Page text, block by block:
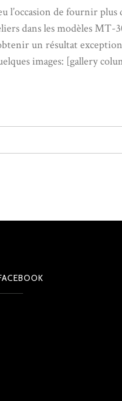
l’occasion de fournir
dans les modèles
un résultat
images: [gallery